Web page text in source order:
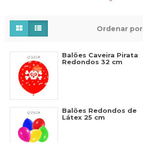
Ordenar por
Balões Caveira Pirata
Redondos 32 cm
Balões Redondos de
Látex 25 cm